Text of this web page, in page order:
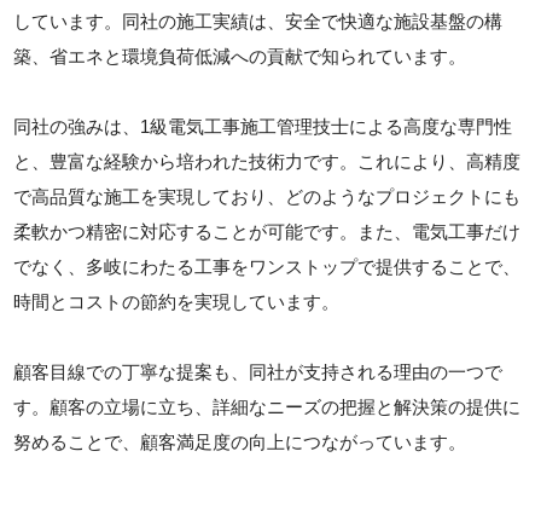
しています。同社の施工実績は、安全で快適な施設基盤の構
築、省エネと環境負荷低減への貢献で知られています。
同社の強みは、1級電気工事施工管理技士による高度な専門性
と、豊富な経験から培われた技術力です。これにより、高精度
で高品質な施工を実現しており、どのようなプロジェクトにも
柔軟かつ精密に対応することが可能です。また、電気工事だけ
でなく、多岐にわたる工事をワンストップで提供することで、
時間とコストの節約を実現しています。
顧客目線での丁寧な提案も、同社が支持される理由の一つで
す。顧客の立場に立ち、詳細なニーズの把握と解決策の提供に
努めることで、顧客満足度の向上につながっています。